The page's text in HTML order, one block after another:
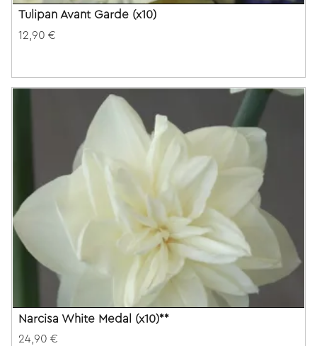
Tulipan Avant Garde (x10)
12,90 €
Narcisa White Medal (x10)**
24,90 €